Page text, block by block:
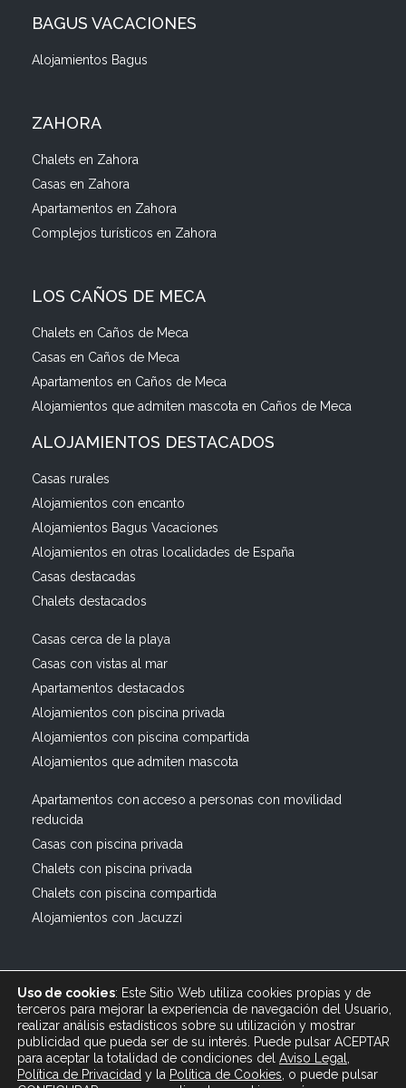
BAGUS VACACIONES
Alojamientos Bagus
ZAHORA
Chalets en Zahora
Casas en Zahora
Apartamentos en Zahora
Complejos turísticos en Zahora
LOS CAÑOS DE MECA
Chalets en Caños de Meca
Casas en Caños de Meca
Apartamentos en Caños de Meca
Alojamientos que admiten mascota en Caños de Meca
ALOJAMIENTOS DESTACADOS
Casas rurales
Alojamientos con encanto
Alojamientos Bagus Vacaciones
Alojamientos en otras localidades de España
Casas destacadas
Chalets destacados
Casas cerca de la playa
Casas con vistas al mar
Apartamentos destacados
Alojamientos con piscina privada
Alojamientos con piscina compartida
Alojamientos que admiten mascota
Apartamentos con acceso a personas con movilidad
reducida
Casas con piscina privada
Chalets con piscina privada
Chalets con piscina compartida
Alojamientos con Jacuzzi
© 2019 All rights reserved Bagus Vacaciones :: Alquiler
Turístico Vacacional en España, Andalucía, Cádiz ·
Uso de cookies: Este Sitio Web utiliza cookies propias y de
terceros para mejorar la experiencia de navegación del Usuario,
realizar análisis estadísticos sobre su utilización y mostrar
publicidad que pueda ser de su interés. Puede pulsar ACEPTAR
para aceptar la totalidad de condiciones del Aviso Legal
Política de Privacidad y la Política de Cookies , o puede pulsar